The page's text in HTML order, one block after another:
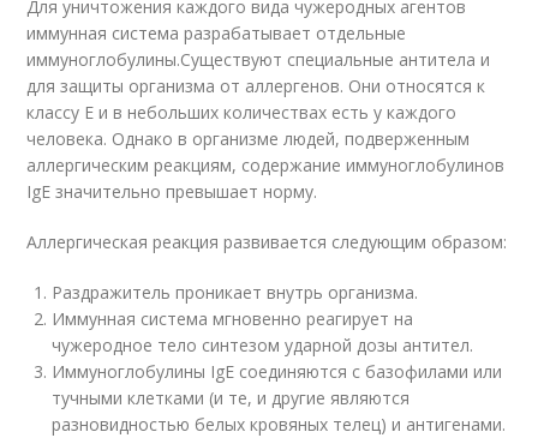
Для уничтожения каждого вида чужеродных агентов
иммунная система разрабатывает отдельные
иммуноглобулины.Существуют специальные антитела и
для защиты организма от аллергенов. Они относятся к
классу Е и в небольших количествах есть у каждого
человека. Однако в организме людей, подверженным
аллергическим реакциям, содержание иммуноглобулинов
IgE значительно превышает норму.
Аллергическая реакция развивается следующим образом:
Раздражитель проникает внутрь организма.
Иммунная система мгновенно реагирует на
чужеродное тело синтезом ударной дозы антител.
Иммуноглобулины IgE соединяются с базофилами или
тучными клетками (и те, и другие являются
разновидностью белых кровяных телец) и антигенами.